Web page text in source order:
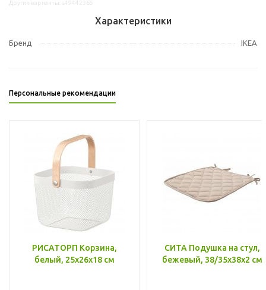
Характеристики
Бренд IKEA
Персональные рекомендации
РИСАТОРП Корзина,
белый, 25x26x18 см
СИТА Подушка на стул,
бежевый, 38/35x38x2 см